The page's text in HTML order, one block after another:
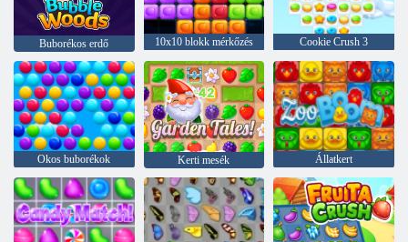
Buborékos erdő 10x10 blokk mérkőzés Cookie Crush 3
Okos buborékok Kerti mesék Állatkert